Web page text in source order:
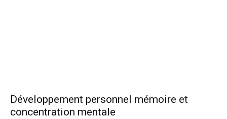
Développement personnel mémoire et
concentration mentale